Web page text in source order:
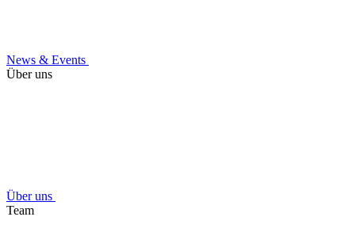
News & Events
Über uns
Über uns
Team